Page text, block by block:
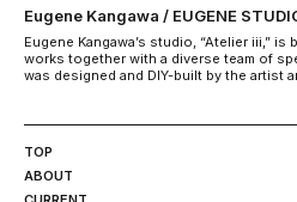
Eugene Kangawa / EUGENE
Eugene Kangawa’s studio, “Atelier iii,” is
works together with a diverse team of
was designed and DIY-built by the artist
TOP
ABOUT